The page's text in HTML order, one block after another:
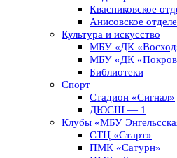
Квасниковское
Анисовское
Культура и искусство
МБУ «ДК
МБУ «ДК
Библиотеки
Спорт
Стадион «Сигнал»
ДЮСШ — 1
Клубы «МБУ
СТЦ «Старт»
ПМК «Сатурн»